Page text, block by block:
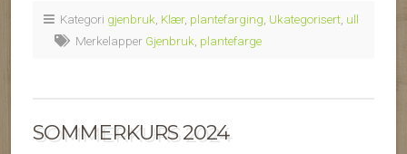
Kategori gjenbruk, Klær, plantefarging, Ukategorisert, ull
Merkelapper Gjenbruk, plantefarge
SOMMERKURS 2024